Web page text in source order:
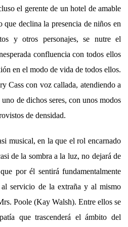
el gerente de un hotel de amable
que declina la presencia de niños en
y otros personajes, se nutre el
confluencia con todos ellos
en el modo de vida de todos ellos.
Cass con voz callada, atendiendo a
de dichos seres, con unos modos
de densidad.
musical, en la que el rol encarnado
de la sombra a la luz, no dejará de
por él sentirá fundamentalmente
servicio de la extraña y al mismo
Poole (Kay Walsh). Entre ellos se
que trascenderá el ámbito del